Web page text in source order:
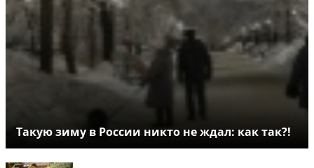
Такую зиму в России никто не ждал: как так?!